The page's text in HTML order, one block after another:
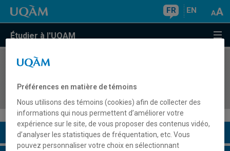
FR EN
Étudier à l'UQAM
COURS//
secondaire
Description du cours
Préférences en matière de témoins
Nous utilisons des témoins (cookies) afin de collecter des
informations qui nous permettent d’améliorer votre
expérience sur le site, de vous proposer des contenus vidéo,
d’analyser les statistiques de fréquentation, etc. Vous
pouvez personnaliser votre choix en sélectionnant